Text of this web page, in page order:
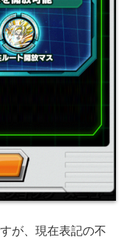
が、現在表記の不